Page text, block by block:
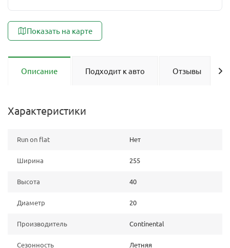
Показать на карте
Описание Подходит к авто Отзывы
Характеристики
Run on flat Нет
Ширина 255
Высота 40
Диаметр 20
Производитель Continental
Сезонность Летняя